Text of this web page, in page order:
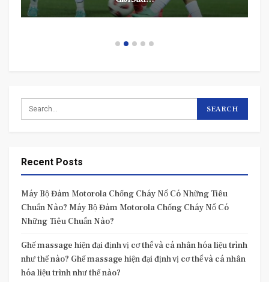
Recent Posts
Máy Bộ Đàm Motorola Chống Cháy Nổ Có Những Tiêu
Chuẩn Nào? Máy Bộ Đàm Motorola Chống Cháy Nổ Có
Những Tiêu Chuẩn Nào?
Ghế massage hiện đại định vị cơ thể và cá nhân hóa liệu trình
như thế nào? Ghế massage hiện đại định vị cơ thể và cá nhân
hóa liệu trình như thế nào?